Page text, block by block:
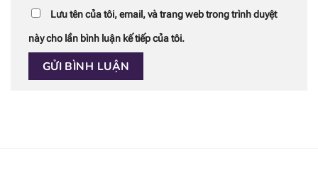
Lưu tên của tôi, email, và trang web trong trình duyệt
này cho lần bình luận kế tiếp của tôi.